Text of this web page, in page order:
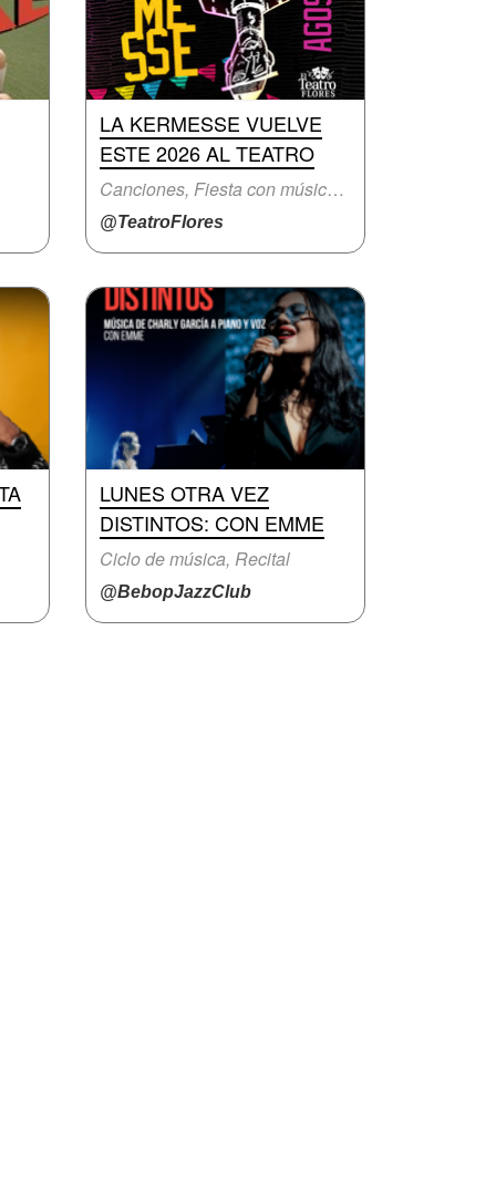
LA KERMESSE VUELVE
ESTE 2026 AL TEATRO
Canciones, Fiesta con música en vivo
@TeatroFlores
LUNES OTRA VEZ
DISTINTOS: CON EMME
Ciclo de música, Recital
@BebopJazzClub